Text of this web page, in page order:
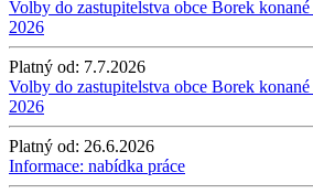
Volby do zastupitelstva obce Borek
2026
Platný od: 7.7.2026
Volby do zastupitelstva obce Borek
2026
Platný od: 26.6.2026
Informace: nabídka práce